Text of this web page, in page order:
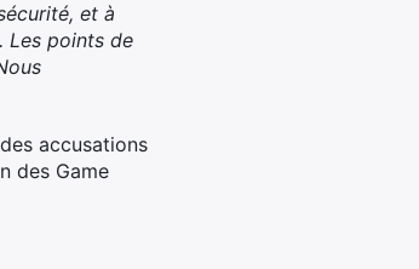
et à
Les points de
accusations
des Game